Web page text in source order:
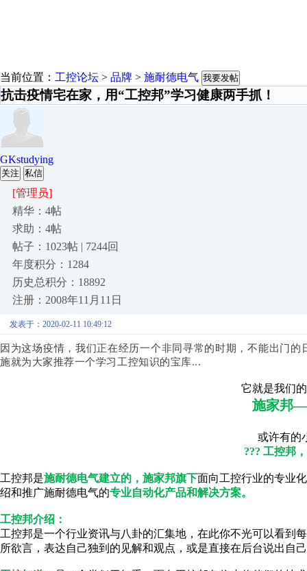
当前位置： 工控论坛 > 品牌 > 施耐德电气 我要发帖
抗击疫情宅在家，用“工控邦”学习健康两手抓！
GKstudying
关注 私信
[管理员]
精华：4帖
求助：4帖
帖子：1023帖 | 7244回
年度积分：1284
历史总积分：18892
注册：2008年11月11日
发表于：2020-02-11 10:49:12
因为这场疫情，我们正在经历一个非同寻常的时期，不能出门
施就为大家推荐一个学习工控知识的宝库...
它就是我们
施家邦
或许有的
??? 工控邦
工控邦是施耐德电气建立的，施家邦旗下面向工控行业的专业
绍和推广施耐德电气的专业自动化产品和解决方案。
工控邦介绍：
工控邦是一个行业资讯与八卦的汇集地，在此你不光可以看到
所欲言，表达自己独到的见解和观点，或是直接在后台说出自